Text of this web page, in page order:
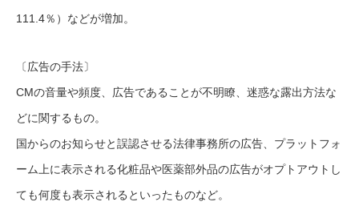
111.4％）などが増加。
〔広告の手法〕
CMの音量や頻度、広告であることが不明瞭、迷惑な露出方法な
どに関するもの。
国からのお知らせと誤認させる法律事務所の広告、プラットフォ
ーム上に表示される化粧品や医薬部外品の広告がオプトアウトし
ても何度も表示されるといったものなど。